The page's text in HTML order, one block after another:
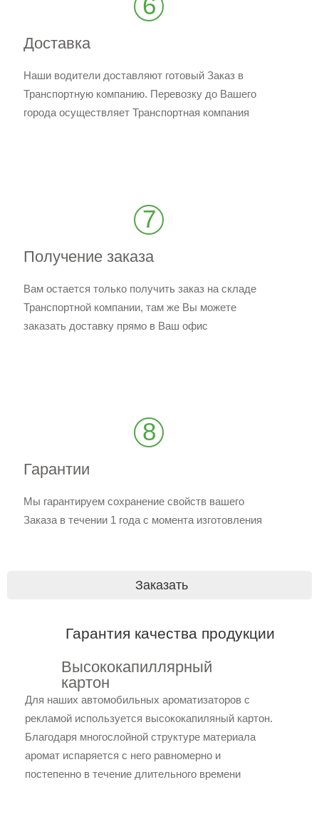
6
Доставка
Наши водители доставляют готовый Заказ в
Транспортную компанию. Перевозку до Вашего
города осуществляет Транспортная компания
7
Получение заказа
Вам остается только получить заказ на складе
Транспортной компании, там же Вы можете
заказать доставку прямо в Ваш офис
8
Гарантии
Мы гарантируем сохранение свойств вашего
Заказа в течении 1 года с момента изготовления
Заказать
Гарантия качества продукции
Высококапиллярный
картон
Для наших автомобильных ароматизаторов с
рекламой используется высококапиляный картон.
Благодаря многослойной структуре материала
аромат испаряется с него равномерно и
постепенно в течение длительного времени